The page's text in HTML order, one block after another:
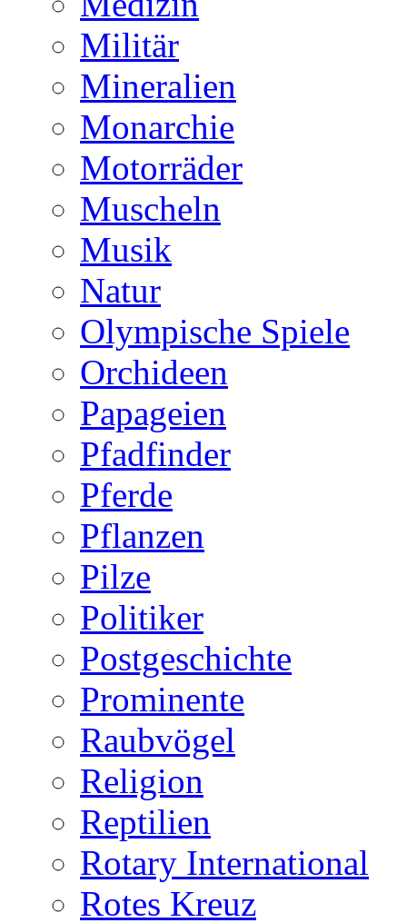
Militär
Mineralien
Monarchie
Motorräder
Muscheln
Musik
Natur
Olympische Spiele
Orchideen
Papageien
Pfadfinder
Pferde
Pflanzen
Pilze
Politiker
Postgeschichte
Prominente
Raubvögel
Religion
Reptilien
Rotary International
Rotes Kreuz